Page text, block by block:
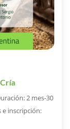
2 mes-30
e inscripción: